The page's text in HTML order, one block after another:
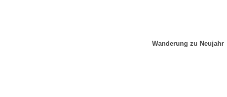
Wanderung zu Neujahr